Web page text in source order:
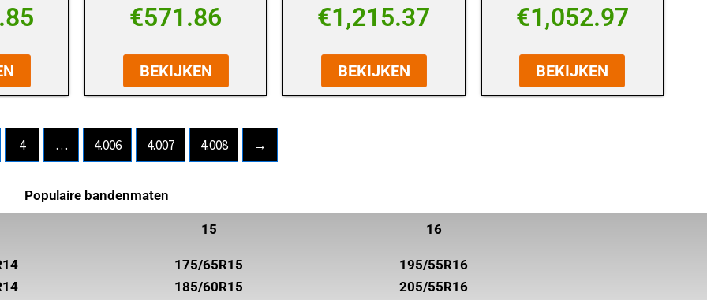
€571.86
BEKIJKEN
€1,215.37
BEKIJKEN
€1,052.97
BEKIJKEN
4 … 4.006 4.007 4.008 →
Populaire bandenmaten
15
175/65R15
185/60R15
16
195/55R16
205/55R16